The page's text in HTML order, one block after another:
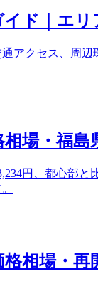
ド｜エ
アクセス、周
場・福島
円、都心部
相場・再